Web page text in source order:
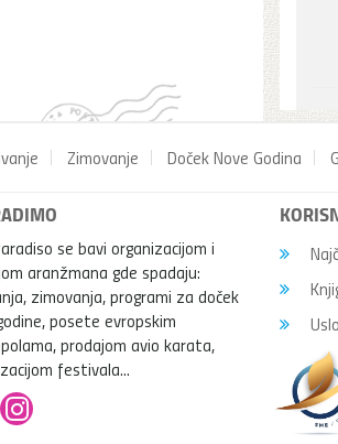
Zimovanje Doček Nove Godina
se bavi organizacijom i
aranžmana gde spadaju:
zimovanja, programi za doček
posete evropskim
prodajom avio karata,
festivala...